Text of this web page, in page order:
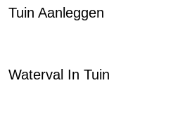
Tuin Aanleggen
Waterval In Tuin